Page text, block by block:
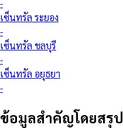
-
เซ็นทรัล ระยอง
-
เซ็นทรัล ชลบุรี
-
เซ็นทรัล อยุธยา
-
ข้อมูลสำคัญโดยสรุป